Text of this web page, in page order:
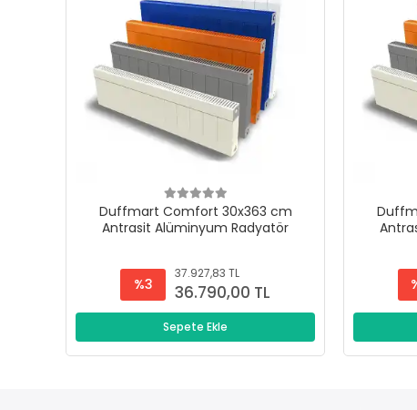
Duffmart Comfort 30x363 cm
Antrasit Alüminyum Radyatör
%3
37.927,83 TL
36.790,00 TL
Sepete Ekle